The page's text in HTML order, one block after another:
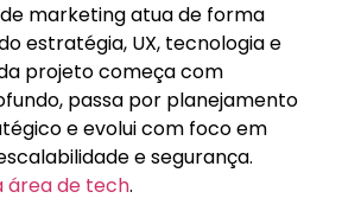
marketing atua de forma
estratégia, UX, tecnologia e
projeto começa com
passa por planejamento
e evolui com foco em
e segurança.
área de tech.